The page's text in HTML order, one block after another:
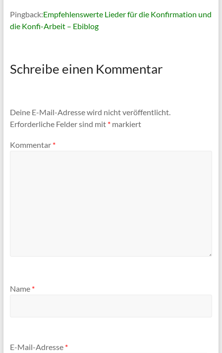
Pingback:Empfehlenswerte Lieder für die Konfirmation und
die Konfi-Arbeit – Ebiblog
Schreibe einen Kommentar
Deine E-Mail-Adresse wird nicht veröffentlicht.
Erforderliche Felder sind mit *markiert
Kommentar *
Name *
E-Mail-Adresse *